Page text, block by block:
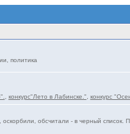
политика
конкурс"Лето в Лабинске." конкурс
обсчитали - в черный список.